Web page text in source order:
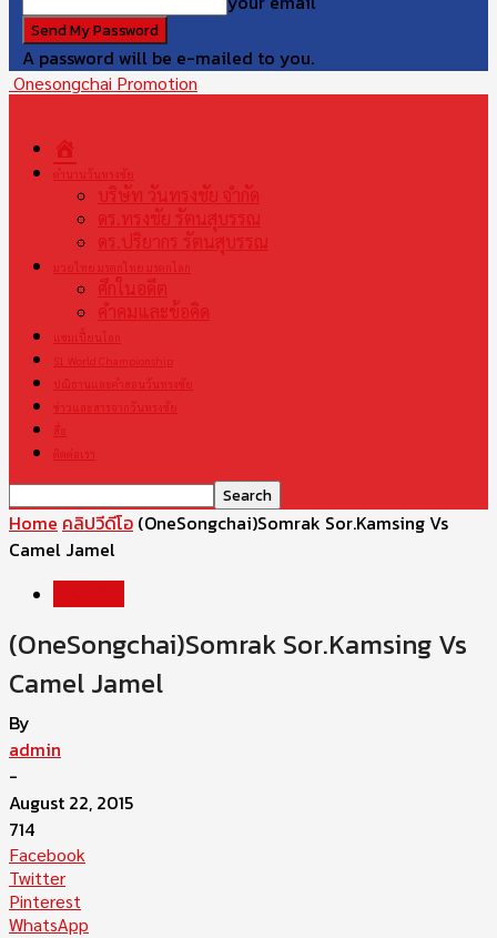
A password will be e-mailed to you.
Onesongchai Promotion
ตำนานวันทรงชัย
บริษัท วันทรงชัย จำกัด
ดร.ทรงชัย รัตนสุบรรณ
ดร.ปริยากร รัตนสุบรรณ
มวยไทย มรดกไทย มรดกโลก
ศึกในอดีต
คำคมและข้อคิด
แชมเปี้ยนโลก
S1 World Championship
ปณิธานและคำสอนวันทรงชัย
ข่าวและสารจากวันทรงชัย
สื่อ
ติดต่อเรา
Home คลิปวีดีโอ (OneSongchai)Somrak Sor.Kamsing Vs
Camel Jamel
(OneSongchai)Somrak Sor.Kamsing Vs
Camel Jamel
By
admin
-
August 22, 2015
714
Facebook
Twitter
Pinterest
WhatsApp